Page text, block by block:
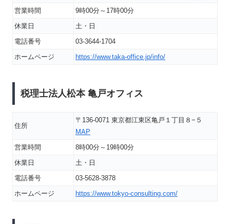
営業時間
9時00分～17時00分
休業日
土・日
電話番号
03-3644-1704
ホームページ
https://www.taka-office.jp/info/
税理士法人松本 亀戸オフィス
住所
〒136-0071 東京都江東区亀戸１丁目８−５
MAP
営業時間
8時00分～19時00分
休業日
土・日
電話番号
03-5628-3878
ホームページ
https://www.tokyo-consulting.com/